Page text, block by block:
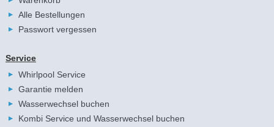
Alle Bestellungen
Passwort vergessen
Service
Whirlpool Service
Garantie melden
Wasserwechsel buchen
Kombi Service und Wasserwechsel buchen